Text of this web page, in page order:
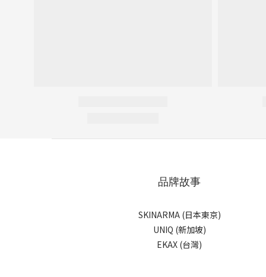
品牌故事
SKINARMA (日本東京)
UNIQ (新加坡)
EKAX (台灣)